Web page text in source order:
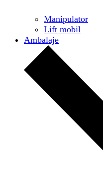
Manipulator
Lift mobil
Ambalaje